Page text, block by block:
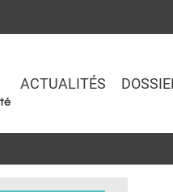
ACTUALITÉS